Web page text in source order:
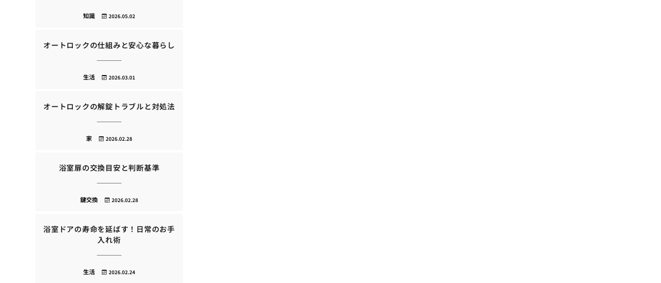
2026.05.02
知識
オートロックの仕組みと安心な暮らし
2026.03.01
生活
オートロックの解錠トラブルと対処法
2026.02.28
家
浴室扉の交換目安と判断基準
2026.02.28
鍵交換
浴室ドアの寿命を延ばす！日常のお手
入れ術
2026.02.24
生活